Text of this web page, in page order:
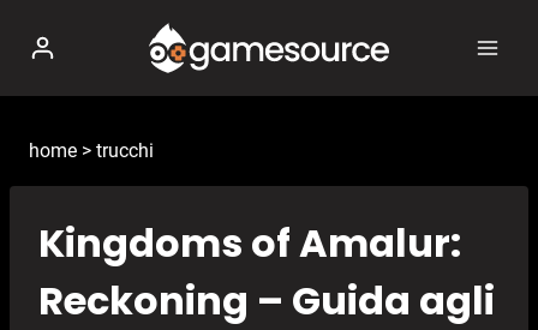
contenuto
home > trucchi
Kingdoms of Amalur:
Reckoning – Guida agli